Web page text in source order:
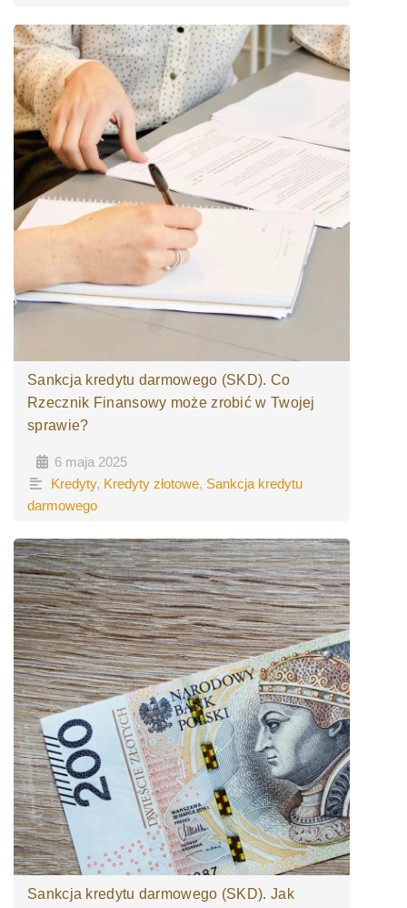
Sankcja kredytu darmowego (SKD). Co
Rzecznik Finansowy może zrobić w Twojej
sprawie?
6 maja 2025
Kredyty, Kredyty złotowe, Sankcja kredytu
darmowego
Sankcja kredytu darmowego (SKD). Jak